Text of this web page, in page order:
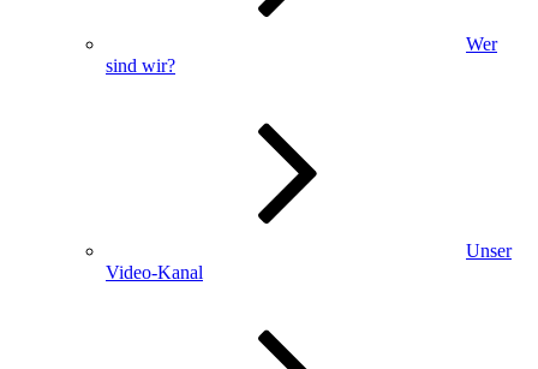
Wer
sind wir?
Unser
Video-Kanal